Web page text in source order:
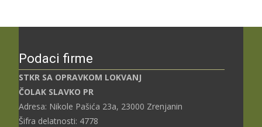
Podaci firme
STKR SA OPRAVKOM LOKVANJ
ČOLAK SLAVKO PR
Adresa: Nikole Pašića 23a, 23000 Zrenjanin
Šifra delatnosti: 4778